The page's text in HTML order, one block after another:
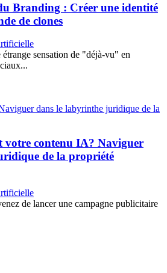
Branding : Créer une identité
de clones
sensation de "déjà-vu" en
contenu IA? Naviguer
de la propriété
de lancer une campagne publicitaire